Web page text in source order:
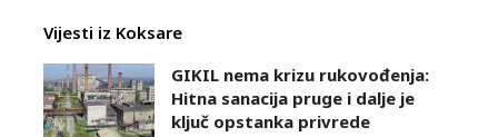
Vijesti iz Koksare
GIKIL nema krizu rukovođenja:
Hitna sanacija pruge i dalje je
ključ opstanka privrede